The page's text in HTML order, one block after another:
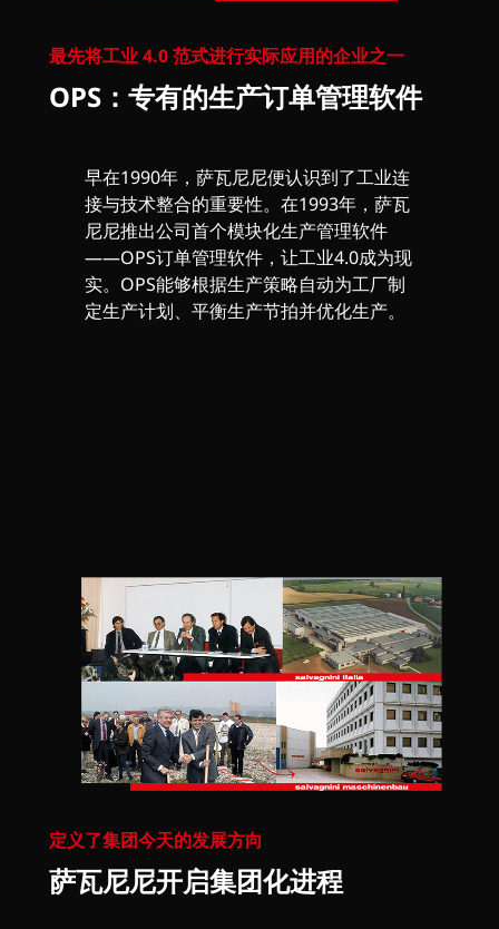
最先将工业 4.0 范式进行实际应用的企业之一
OPS：专有的生产订单管理软件
早在1990年，萨瓦尼尼便认识到了工业连
接与技术整合的重要性。在1993年，萨瓦
尼尼推出公司首个模块化生产管理软件
——OPS订单管理软件，让工业4.0成为现
实。OPS能够根据生产策略自动为工厂制
定生产计划、平衡生产节拍并优化生产。
定义了集团今天的发展方向
萨瓦尼尼开启集团化进程